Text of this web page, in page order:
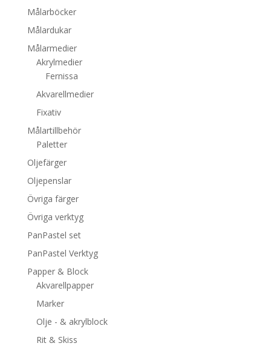
Målarböcker
Målardukar
Målarmedier
Akrylmedier
Fernissa
Akvarellmedier
Fixativ
Målartillbehör
Paletter
Oljefärger
Oljepenslar
Övriga färger
Övriga verktyg
PanPastel set
PanPastel Verktyg
Papper & Block
Akvarellpapper
Marker
Olje - & akrylblock
Rit & Skiss